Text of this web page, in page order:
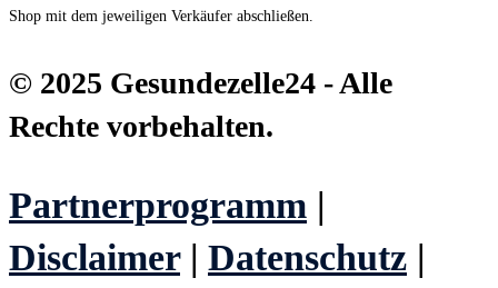
Shop mit dem jeweiligen Verkäufer abschließen.
© 2025 Gesundezelle24 - Alle
Rechte vorbehalten.
Partnerprogramm |
Disclaimer| Datenschutz |